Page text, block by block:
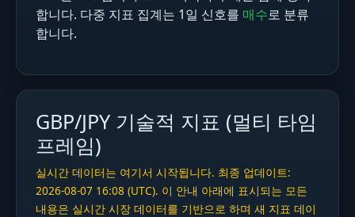
합니다. 다중 지표 집계는 1일 신호를 매수로 분류
합니다.
GBP/JPY 기술적 지표 (멀티 타임
프레임)
실시간 데이터는 여기서 시작됩니다. 최종 업데이트:
2026-08-07 16:08 (UTC). 이 안내 아래에 표시되는 모든
내용은 실시간 시장 데이터를 기반으로 하며 새 지표 데이